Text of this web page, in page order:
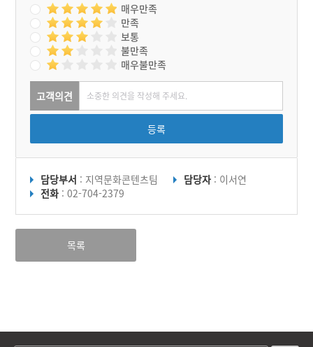
매우만족
만족
보통
불만족
매우불만족
고객의견
등록
담당부서 : 지역문화콘텐츠팀 담당자 : 이서연
전화 : 02-704-2379
목록